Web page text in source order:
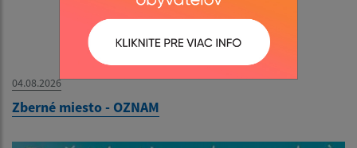
04.08.2026
Zberné miesto - OZNAM